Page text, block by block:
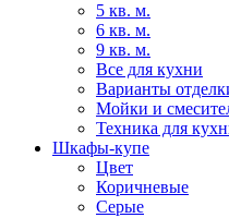
5 кв. м.
6 кв. м.
9 кв. м.
Все для кухни
Варианты
Мойки и
Техника для
Шкафы-купе
Цвет
Коричневые
Серые